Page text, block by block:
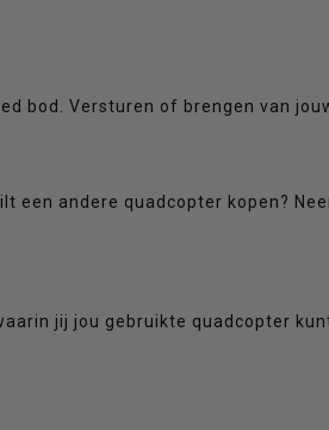
bod. Versturen of brengen van
een andere quadcopter kopen?
jij jou gebruikte quadcopter